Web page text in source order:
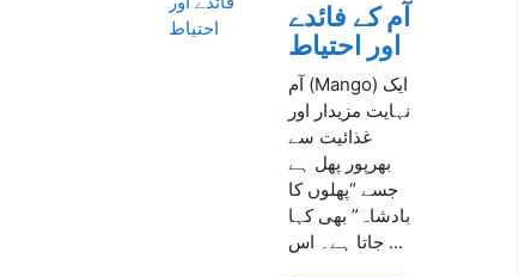
آم کے فائدے
اور احتیاط
آم (Mango) ایک
نہایت مزیدار اور
غذائیت سے
بھرپور پھل ہے
جسے “پھلوں کا
بادشاہ” بھی کہا
جاتا ہے۔ اس ...